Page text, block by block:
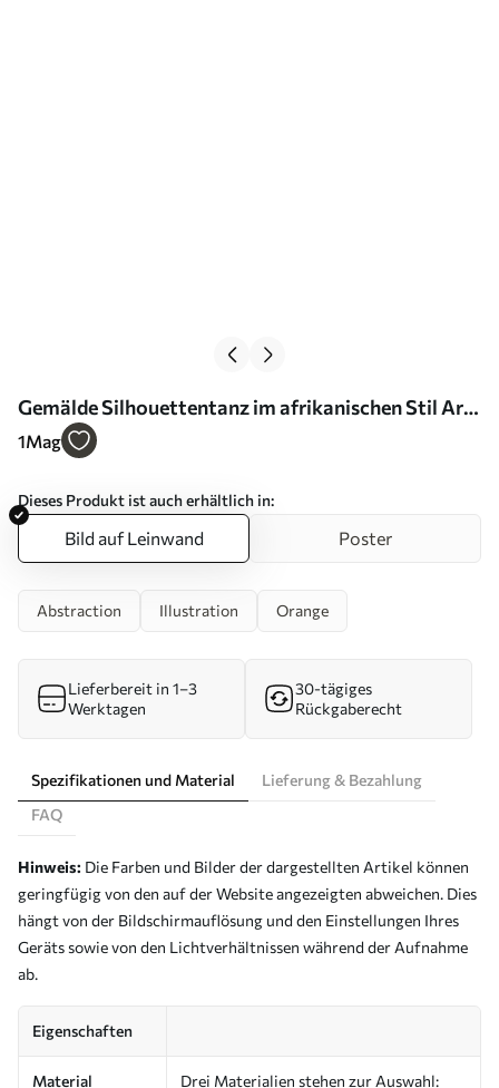
Gemälde Silhouettentanz im afrikanischen Stil Art.
s28768
1Mag
Dieses Produkt ist auch erhältlich in:
Bild auf Leinwand Poster
Abstraction Illustration Orange
Lieferbereit in 1–3
Werktagen
30-tägiges
Rückgaberecht
Spezifikationen und Material
Lieferung & Bezahlung
FAQ
Hinweis: Die Farben und Bilder der dargestellten Artikel können
geringfügig von den auf der Website angezeigten abweichen. Dies
hängt von der Bildschirmauflösung und den Einstellungen Ihres
Geräts sowie von den Lichtverhältnissen während der Aufnahme
ab.
Eigenschaften
Material
Drei Materialien stehen zur Auswahl: